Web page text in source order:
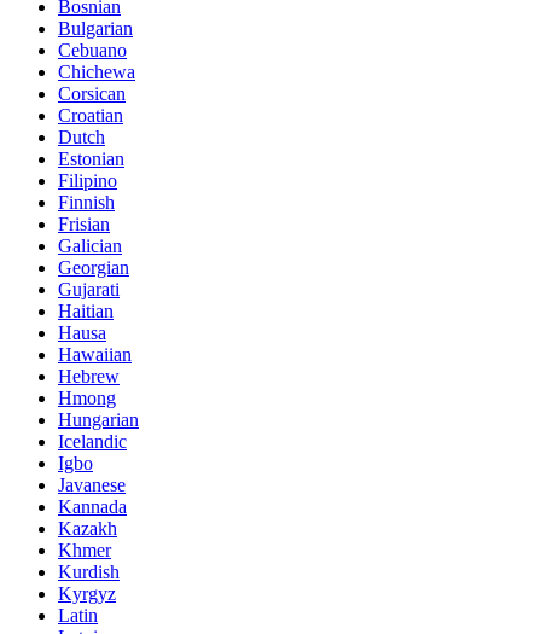
Bosnian
Bulgarian
Cebuano
Chichewa
Corsican
Croatian
Dutch
Estonian
Filipino
Finnish
Frisian
Galician
Georgian
Gujarati
Haitian
Hausa
Hawaiian
Hebrew
Hmong
Hungarian
Icelandic
Igbo
Javanese
Kannada
Kazakh
Khmer
Kurdish
Kyrgyz
Latin